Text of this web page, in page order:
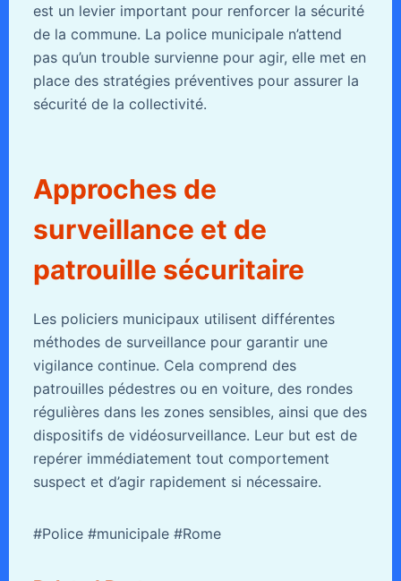
est un levier important pour renforcer la sécurité
de la commune. La police municipale n’attend
pas qu’un trouble survienne pour agir, elle met en
place des stratégies préventives pour assurer la
sécurité de la collectivité.
Approches de
surveillance et de
patrouille sécuritaire
Les policiers municipaux utilisent différentes
méthodes de surveillance pour garantir une
vigilance continue. Cela comprend des
patrouilles pédestres ou en voiture, des rondes
régulières dans les zones sensibles, ainsi que des
dispositifs de vidéosurveillance. Leur but est de
repérer immédiatement tout comportement
suspect et d’agir rapidement si nécessaire.
#Police #municipale #Rome